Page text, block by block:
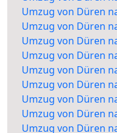
Umzug von Düren
Umzug von Düren
Umzug von Düren
Umzug von Düren
Umzug von Düren
Umzug von Düren
Umzug von Düren
Umzug von Düren
Umzug von Düren